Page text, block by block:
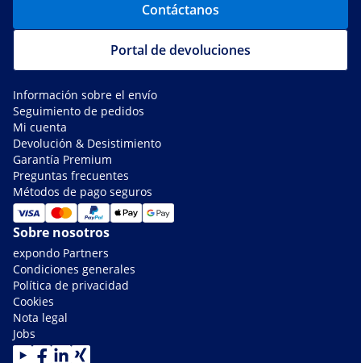
Contáctanos
Portal de devoluciones
Información sobre el envío
Seguimiento de pedidos
Mi cuenta
Devolución & Desistimiento
Garantía Premium
Preguntas frecuentes
Métodos de pago seguros
Sobre nosotros
expondo Partners
Condiciones generales
Política de privacidad
Cookies
Nota legal
Jobs